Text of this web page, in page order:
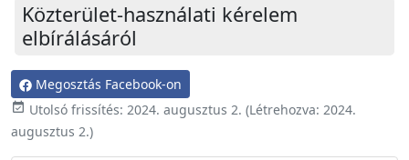
Közterület-használati kérelem
elbírálásáról
Megosztás Facebook-on
event_available Utolsó frissítés: 2024. augusztus 2. (Létrehozva: 2024.
augusztus 2.)